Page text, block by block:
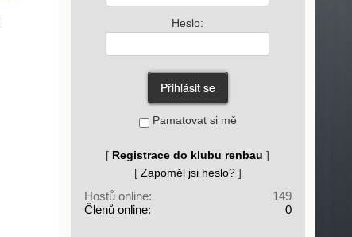
Heslo:
Pamatovat si mě
[ Registrace do klubu renbau ]
[ Zapoměl jsi heslo?]
Hostů online:
149
Členů online:
0